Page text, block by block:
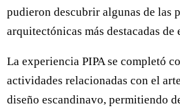
pudieron descubrir algunas de las
arquitectónicas más destacadas de
La experiencia PIPA se completó
actividades relacionadas con el
diseño escandinavo, permitiendo